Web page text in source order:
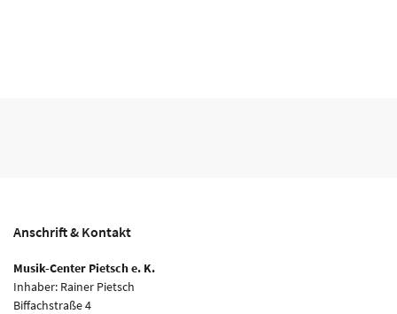
Anschrift & Kontakt
Musik-Center Pietsch e. K.
Inhaber: Rainer Pietsch
Biffachstraße 4